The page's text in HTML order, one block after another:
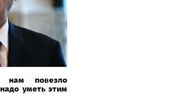
нам повезло
уметь этим